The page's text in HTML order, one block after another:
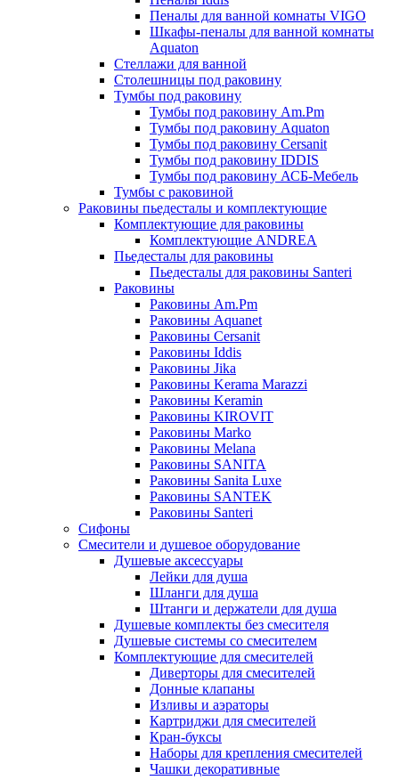
Пеналы для ванной комнаты VIGO
Шкафы-пеналы для ванной комнаты
Aquaton
Стеллажи для ванной
Столешницы под раковину
Тумбы под раковину
Тумбы под раковину Am.Pm
Тумбы под раковину Aquaton
Тумбы под раковину Cersanit
Тумбы под раковину IDDIS
Тумбы под раковину АСБ-Мебель
Тумбы с раковиной
Раковины пьедесталы и комплектующие
Комплектующие для раковины
Комплектующие ANDREA
Пьедесталы для раковины
Пьедесталы для раковины Santeri
Раковины
Раковины Am.Pm
Раковины Aquanet
Раковины Cersanit
Раковины Iddis
Раковины Jika
Раковины Kerama Marazzi
Раковины Keramin
Раковины KIROVIT
Раковины Marko
Раковины Melana
Раковины SANITA
Раковины Sanita Luxe
Раковины SANTEK
Раковины Santeri
Сифоны
Смесители и душевое оборудование
Душевые аксессуары
Лейки для душа
Шланги для душа
Штанги и держатели для душа
Душевые комплекты без смесителя
Душевые системы со смесителем
Комплектующие для смесителей
Диверторы для смесителей
Донные клапаны
Изливы и аэраторы
Картриджи для смесителей
Кран-буксы
Наборы для крепления смесителей
Чашки декоративные